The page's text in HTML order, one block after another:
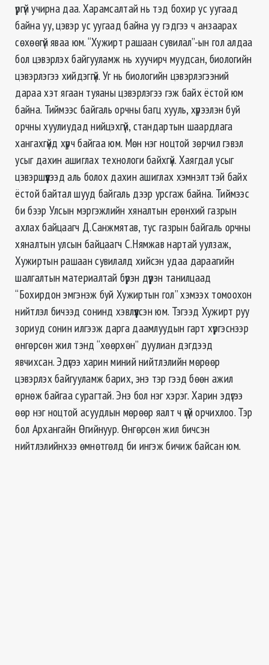
үргүй учирна даа. Харамсалтай нь тэд бохир ус уугаад
байна уу, цэвэр ус уугаад байна уу гэдгээ ч анзаарах
сөхөөгүй яваа юм. “Хужирт рашаан сувилал”-ын гол алдаа
бол цэвэрлэх байгууламж нь хуучирч муудсан, биологийн
цэвэрлэгээ хийдэггүй. Уг нь биологийн цэвэрлэгээний
дараа хэт ягаан туяаны цэвэрлэгээ гэж байх ёстой юм
байна. Тиймээс байгаль орчны багц хууль, хүрээлэн буй
орчны хуулиудад нийцэхгүй, стандартын шаардлага
хангахгүйд хүрч байгаа юм. Мөн нэг ноцтой зөрчил гэвэл
усыг дахин ашиглах технологи байхгүй. Хаягдал усыг
цэвэршүүлээд аль болох дахин ашиглах хэмнэлттэй байх
ёстой байтал шууд байгаль дээр урсгаж байна. Тиймээс
би бээр Улсын мэргэжлийн хяналтын ерөнхий газрын
ахлах байцаагч Д.Санжмятав, тус газрын байгаль орчны
хяналтын улсын байцаагч С.Нямжав нартай уулзаж,
Хужиртын рашаан сувилалд хийсэн удаа дараагийн
шалгалтын материалтай бүрэн дүүрэн танилцаад
“Бохирдон эмгэнэж буй Хужиртын гол” хэмээх томоохон
нийтлэл бичээд сонинд хэвлүүлсэн юм. Тэгээд Хужирт руу
зориуд сонин илгээж дарга даамлуудын гарт хүргэснээр
өнгөрсөн жил тэнд “хөөрхөн” дуулиан дэгдээд
явчихсан. Эдүгээ харин миний нийтлэлийн мөрөөр
цэвэрлэх байгууламж барих, энэ тэр гээд бөөн ажил
өрнөж байгаа сурагтай. Энэ бол нэг хэрэг. Харин эдүгээ
өөр нэг ноцтой асуудлын мөрөөр яалт ч үгүй орчихлоо. Тэр
бол Архангайн Өгийнуур. Өнгөрсөн жил бичсэн
нийтлэлийнхээ өмнөтгөлд би ингэж бичиж байсан юм.